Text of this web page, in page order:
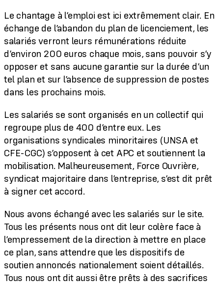
Le chantage à l’emploi est ici extrêmement clair. En
échange de l’abandon du plan de licenciement, les
salariés verront leurs rémunérations réduite
d’environ 200 euros chaque mois, sans pouvoir s’y
opposer et sans aucune garantie sur la durée d’un
tel plan et sur l’absence de suppression de postes
dans les prochains mois.
Les salariés se sont organisés en un collectif qui
regroupe plus de 400 d’entre eux. Les
organisations syndicales minoritaires (UNSA et
CFE-CGC) s’opposent à cet APC et soutiennent la
mobilisation. Malheureusement, Force Ouvrière,
syndicat majoritaire dans l’entreprise, s’est dit prêt
à signer cet accord.
Nous avons échangé avec les salariés sur le site.
Tous les présents nous ont dit leur colère face à
l’empressement de la direction à mettre en place
ce plan, sans attendre que les dispositifs de
soutien annoncés nationalement soient détaillés.
Tous nous ont dit aussi être prêts à des sacrifices